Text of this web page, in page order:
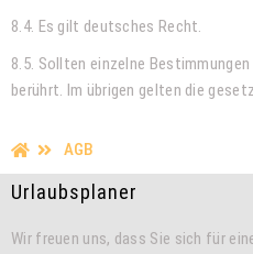
8.4. Es gilt deutsches Recht.
8.5. Sollten einzelne
berührt. Im übrigen gelten die
AGB
Urlaubsplaner
Wir freuen uns, dass Sie sich für